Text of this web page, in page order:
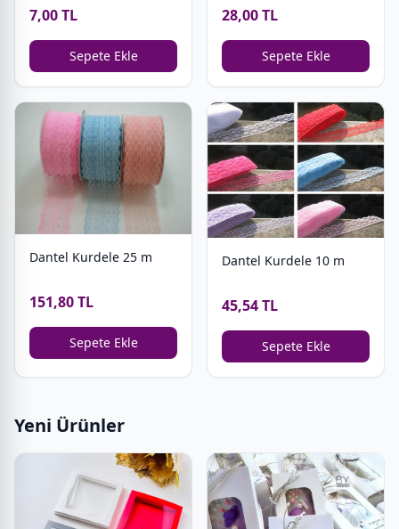
7,00 TL
Sepete Ekle
28,00 TL
Sepete Ekle
Dantel Kurdele 25 m
151,80 TL
Sepete Ekle
Dantel Kurdele 10 m
45,54 TL
Sepete Ekle
Yeni Ürünler